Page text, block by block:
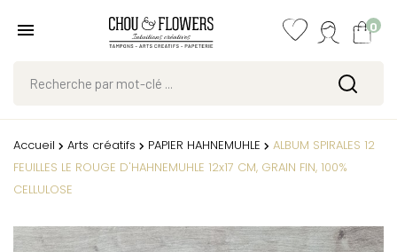
0
Accueil Arts créatifs PAPIER HAHNEMUHLE
ALBUM SPIRALES 12
FEUILLES LE ROUGE D'HAHNEMUHLE 12x17 CM, GRAIN FIN, 100%
CELLULOSE